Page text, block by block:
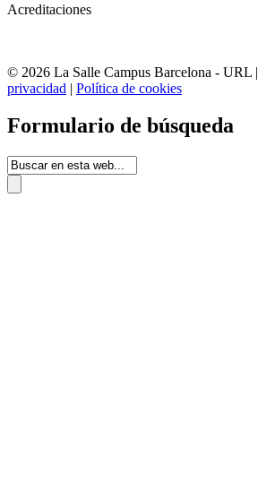
Acreditaciones
© 2026 La Salle Campus Barcelona - URL |
privacidad | Política de cookies
Formulario de búsqueda